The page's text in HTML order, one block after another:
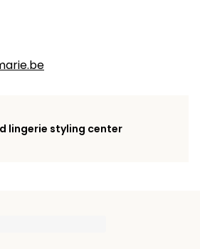
lingerie styling center